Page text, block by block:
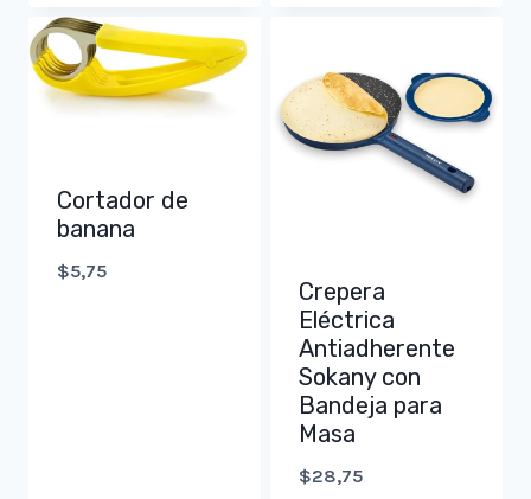
Cortador de
banana
$5,75
Crepera
Eléctrica
Antiadherente
Sokany con
Bandeja para
Masa
$28,75